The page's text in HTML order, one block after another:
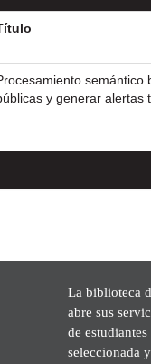
semántico
y generar alertas
La biblioteca
abre sus
de
seleccionada